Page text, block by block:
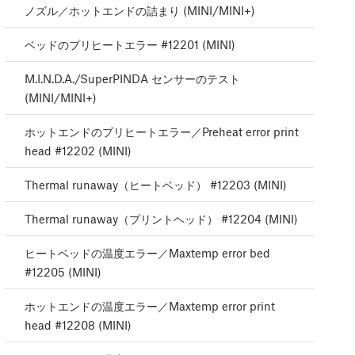
ノズル／ホットエンドの詰まり (MINI/MINI+)
ベッドのプリヒートエラー #12201 (MINI)
M.I.N.D.A./SuperPINDA センサーのテスト
(MINI/MINI+)
ホットエンドのプリヒートエラー／Preheat error print
head #12202 (MINI)
Thermal runaway（ヒートベッド） #12203 (MINI)
Thermal runaway（プリントヘッド） #12204 (MINI)
ヒートベッドの温度エラー／Maxtemp error bed
#12205 (MINI)
ホットエンドの温度エラー／Maxtemp error print
head #12208 (MINI)